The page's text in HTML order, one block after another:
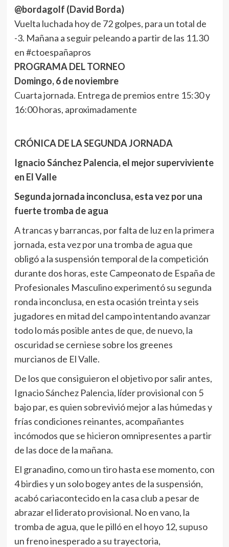
@bordagolf (David Borda)
Vuelta luchada hoy de 72 golpes, para un total de
-3. Mañana a seguir peleando a partir de las 11.30
en #ctoespañapros
PROGRAMA DEL TORNEO
Domingo, 6 de noviembre
Cuarta jornada. Entrega de premios entre 15:30 y
16:00 horas, aproximadamente
CRÓNICA DE LA SEGUNDA JORNADA
Ignacio Sánchez Palencia, el mejor superviviente
en El Valle
Segunda jornada inconclusa, esta vez por una
fuerte tromba de agua
A trancas y barrancas, por falta de luz en la primera
jornada, esta vez por una tromba de agua que
obligó a la suspensión temporal de la competición
durante dos horas, este Campeonato de España de
Profesionales Masculino experimentó su segunda
ronda inconclusa, en esta ocasión treinta y seis
jugadores en mitad del campo intentando avanzar
todo lo más posible antes de que, de nuevo, la
oscuridad se cerniese sobre los greenes
murcianos de El Valle.
De los que consiguieron el objetivo por salir antes,
Ignacio Sánchez Palencia, líder provisional con 5
bajo par, es quien sobrevivió mejor a las húmedas y
frías condiciones reinantes, acompañantes
incómodos que se hicieron omnipresentes a partir
de las doce de la mañana.
El granadino, como un tiro hasta ese momento, con
4 birdies y un solo bogey antes de la suspensión,
acabó cariacontecido en la casa club a pesar de
abrazar el liderato provisional. No en vano, la
tromba de agua, que le pilló en el hoyo 12, supuso
un freno inesperado a su trayectoria,